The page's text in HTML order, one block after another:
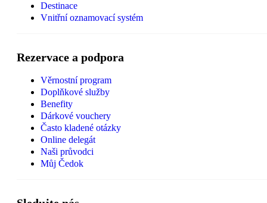
Destinace
Vnitřní oznamovací systém
Rezervace a podpora
Věrnostní program
Doplňkové služby
Benefity
Dárkové vouchery
Často kladené otázky
Online delegát
Naši průvodci
Můj Čedok